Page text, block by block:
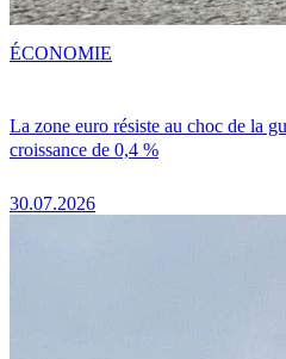
La zone euro résiste au choc de la
croissance de 0,4 %
30.07.2026
ÉCONOMIE